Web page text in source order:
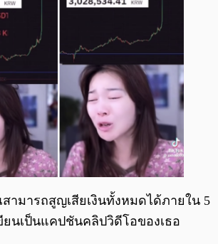
ามารถสูญเสียเงินทั้งหมดได้ภายใน 5
ขียนเป็นแคปชันคลิปวิดีโอของเธอ